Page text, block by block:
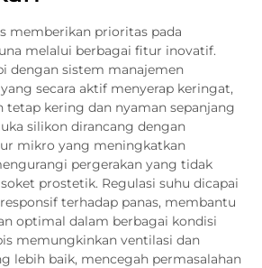
memberikan prioritas pada
melalui berbagai fitur inovatif.
dengan sistem manajemen
secara aktif menyerap keringat,
kering dan nyaman sepanjang
silikon dirancang dengan
mikro yang meningkatkan
pergerakan yang tidak
prostetik. Regulasi suhu dicapai
terhadap panas, membantu
optimal dalam berbagai kondisi
memungkinkan ventilasi dan
lebih baik, mencegah permasalahan